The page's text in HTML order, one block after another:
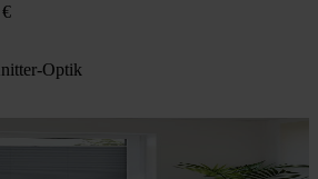
Optik